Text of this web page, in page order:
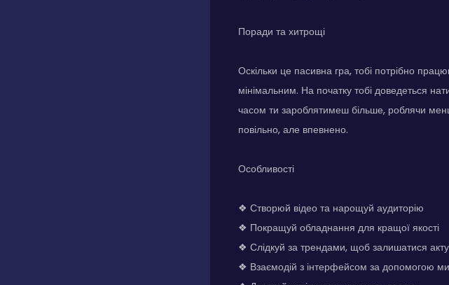
Поради та хитрощі
Оскільки це пасивна гра, тобі потрібно
мінімальним. На початку тобі доведеться
часом ти зароблятимеш більше, роблячи
повільно, але впевнено.
Особливості
❖ Створюй відео та нарощуй аудиторію
❖ Покращуй обладнання для кращої якості
❖ Слідкуй за трендами, щоб залишатися
❖ Взаємодій з інтерфейсом за допомогою